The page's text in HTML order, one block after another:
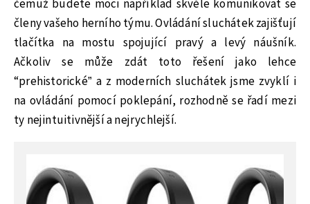
čemuž budete moci například skvěle komunikovat se
členy vašeho herního týmu. Ovládání sluchátek zajišťují
tlačítka na mostu spojující pravý a levý náušník.
Ačkoliv se může zdát toto řešení jako lehce
“prehistorické” a z moderních sluchátek jsme zvyklí i
na ovládání pomocí poklepání, rozhodně se řadí mezi
ty nejintuitivnější a nejrychlejší.